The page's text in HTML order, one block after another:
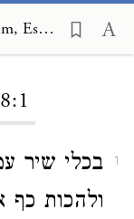
Peri Megadim on Orach Chayim, Eshel Avraham 338:1
1
בכלי שיר
ולהכות